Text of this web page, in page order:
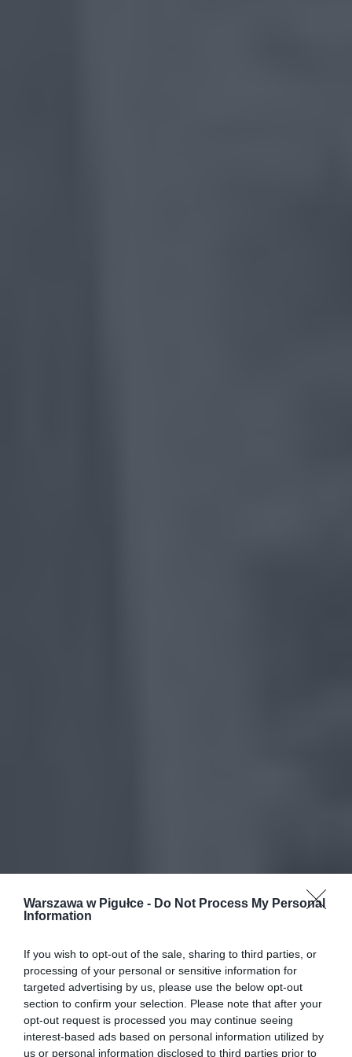
Warszawa w Pigułce - Do Not Process My Personal
Information
If you wish to opt-out of the sale, sharing to third parties, or
processing of your personal or sensitive information for
targeted advertising by us, please use the below opt-out
section to confirm your selection. Please note that after your
opt-out request is processed you may continue seeing
interest-based ads based on personal information utilized by
us or personal information disclosed to third parties prior to